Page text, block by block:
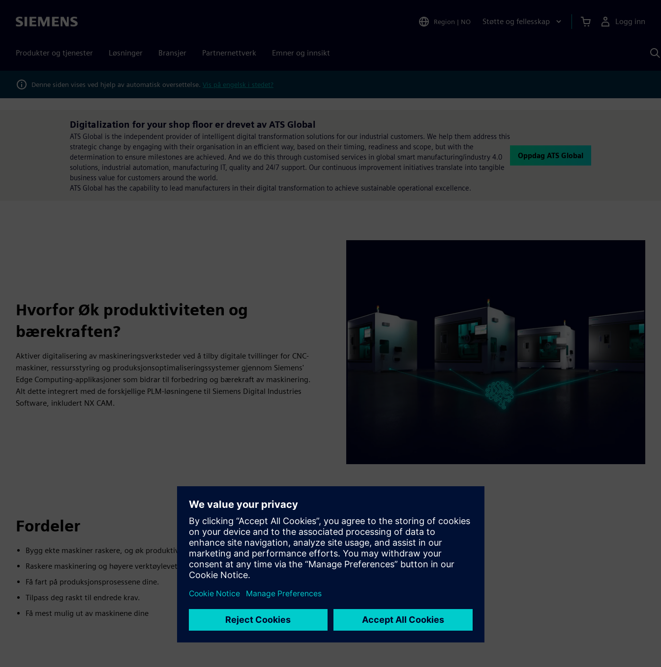
Siemens Region | NO Støtte og fellesskap Logg inn
Produkter og tjenester Løsninger Bransjer Partnernettverk Emner og innsikt
Denne siden vises ved hjelp av automatisk oversettelse. Vis på engelsk i stedet?
Digitalization for your shop floor er drevet av ATS Global
ATS Global is the independent provider of intelligent digital transformation solutions for our industrial customers. We help them address this
strategic change by engaging with their organisation in an efficient way, based on their timing, readiness and scope, but with the
determination to ensure milestones are achieved. And we do this through customised services in global smart manufacturing/industry 4.0
solutions, industrial automation, manufacturing IT, quality and 24/7 support. Our continuous improvement initiatives translate into tangible
business value for customers around the world.
ATS Global has the capability to lead manufacturers in their digital transformation to achieve sustainable operational excellence.
Oppdag ATS Global
Hvorfor Øk produktiviteten og
bærekraften?
Aktiver digitalisering av maskineringsverksteder ved å tilby digitale tvillinger for CNC-
maskiner, ressursstyring og produksjonsoptimaliseringssystemer gjennom Siemens'
Edge Computing-applikasjoner som bidrar til forbedring og bærekraft av maskinering.
Alt dette integrert med de forskjellige PLM-løsningene til Siemens Digital Industries
Software, inkludert NX CAM.
Fordeler
Bygg ekte maskiner raskere, og øk produktiv tid.
Raskere maskinering og høyere verktøylevetid.
Få fart på produksjonsprosessene dine.
Tilpass deg raskt til endrede krav.
Få mest mulig ut av maskinene dine